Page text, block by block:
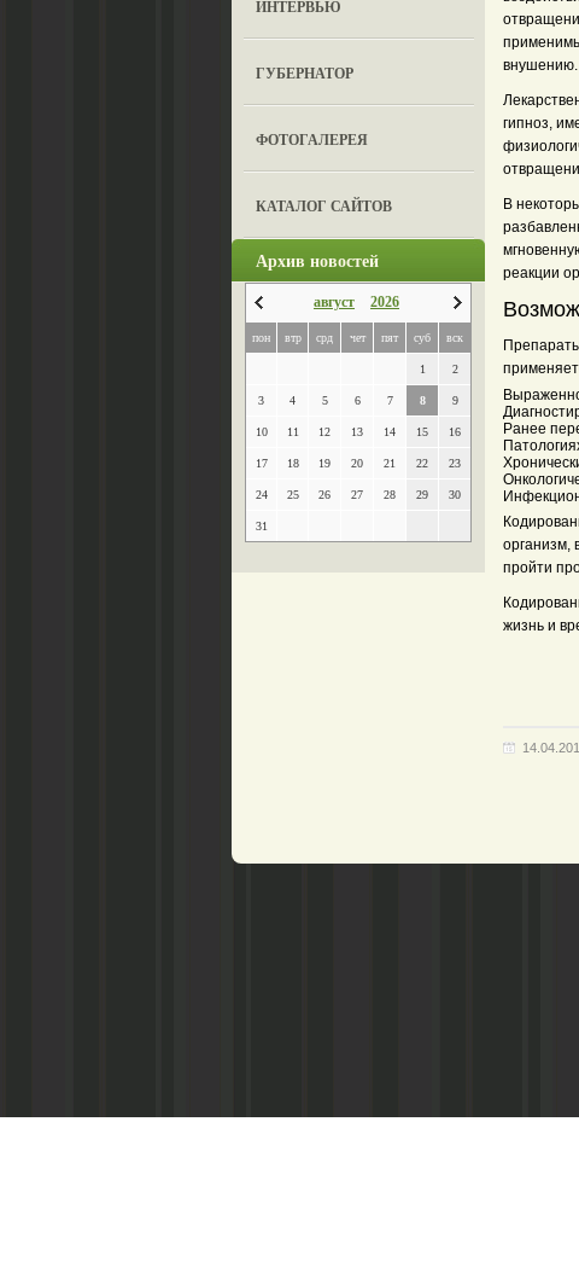
ИНТЕРВЬЮ
ГУБЕРНАТОР
ФОТОГАЛЕРЕЯ
КАТАЛОГ САЙТОВ
Архив новостей
август 2026
пон втр срд чет пят суб вск
1 2
3 4 5 6 7 8 9
10 11 12 13 14 15 16
17 18 19 20 21 22 23
24 25 26 27 28 29 30
31
внушению.
гипноз,
В
реакции
Ранее
организм,
пройти
жизнь и